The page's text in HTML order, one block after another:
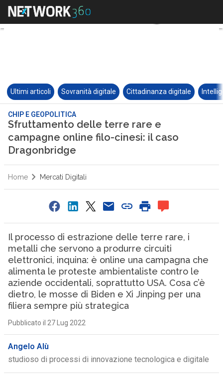
Ultimi articoli Sovranità digitale Cittadinanza digitale
CHIP E GEOPOLITICA
Sfruttamento delle terre rare e
campagne online filo-cinesi: il caso
Dragonbridge
Home Mercati Digitali
Il processo di estrazione delle terre rare, i
metalli che servono a produrre circuiti
elettronici, inquina: è online una campagna che
alimenta le proteste ambientaliste contro le
aziende occidentali, soprattutto USA. Cosa c’è
dietro, le mosse di Biden e Xi Jinping per una
filiera sempre più strategica
Pubblicato il 27 Lug 2022
Angelo Alù
studioso di processi di innovazione tecnologica e digitale